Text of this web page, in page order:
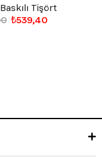
Tişört
₺539,40